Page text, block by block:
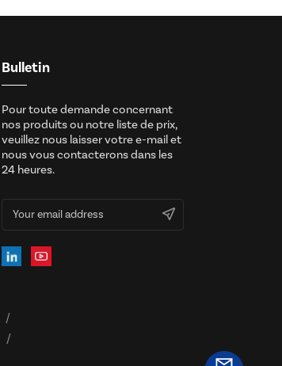
Bulletin
Pour toute demande concernant
nos produits ou notre liste de prix,
veuillez nous laisser votre e-mail et
nous vous contacterons dans les
24 heures.
/
/